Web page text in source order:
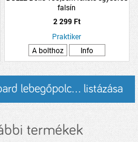
falsín
2 299 Ft
Praktiker
A bolthoz
Info
lebegőpolc... listázása
termékek